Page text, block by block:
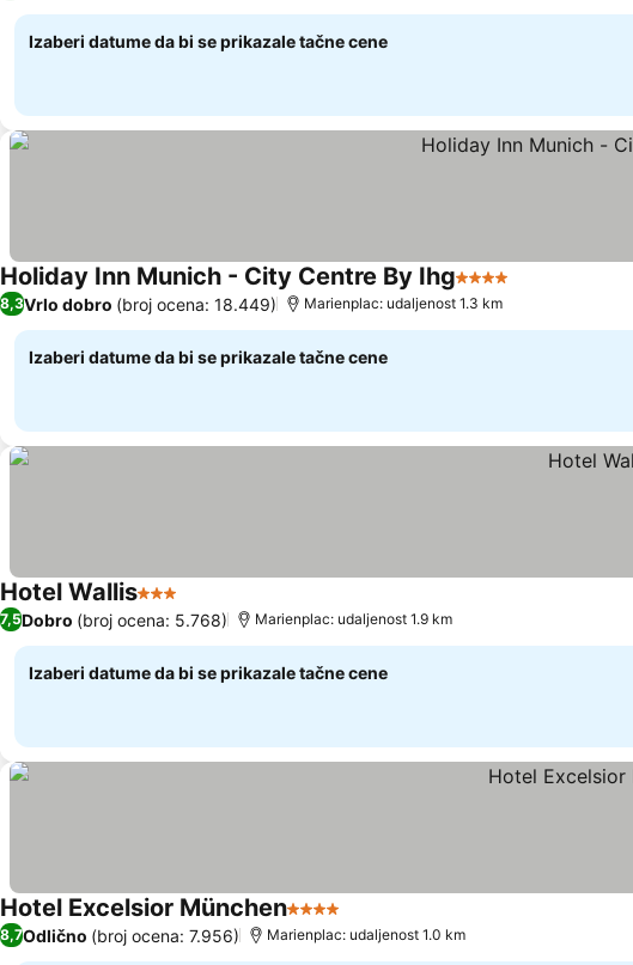
Izaberi datume da bi se prikazale tačne cene
Holiday Inn Munich - City Centre By Ihg4 Zvezdice
8,3Vrlo dobro (broj ocena: 18.449) Marienplac: udaljenost 1.3 km
Izaberi datume da bi se prikazale tačne cene
Hotel Wallis3 Zvezdice
7,5Dobro (broj ocena: 5.768) Marienplac: udaljenost 1.9 km
Izaberi datume da bi se prikazale tačne cene
Hotel Excelsior München4 Zvezdice
8,7Odlično (broj ocena: 7.956) Marienplac: udaljenost 1.0 km